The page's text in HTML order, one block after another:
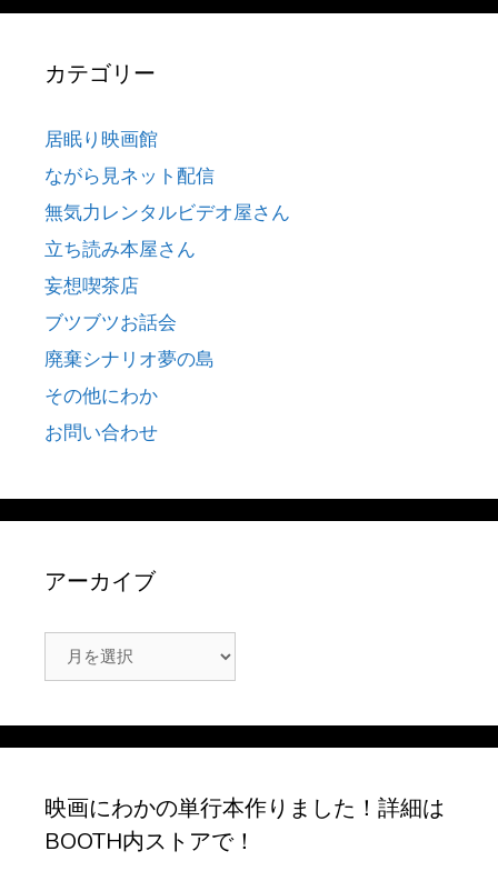
カテゴリー
居眠り映画館
ながら見ネット配信
無気力レンタルビデオ屋さん
立ち読み本屋さん
妄想喫茶店
ブツブツお話会
廃棄シナリオ夢の島
その他にわか
お問い合わせ
アーカイブ
ー
映画にわかの単行本作りました！詳細は
BOOTH内ストアで！